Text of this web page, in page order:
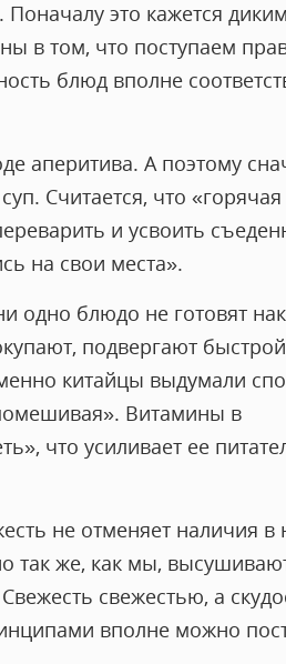
это кажется
в том, что поступаем
блюд вполне
аперитива. А поэтому
Считается, что «горячая
и усвоить
на свои места».
одно блюдо не готовят
подвергают
китайцы выдумали
Витамины в
что усиливает ее
не отменяет наличия в
так же, как мы,
свежестью, а
вполне можно